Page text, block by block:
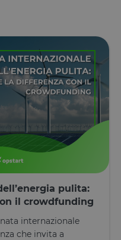
pulita:
il crowdfunding
internazionale
che invita a